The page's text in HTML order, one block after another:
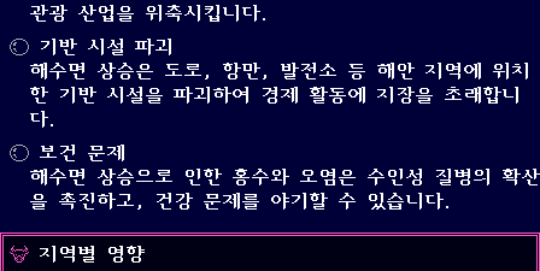
관광 산업을 위축시킵니다.
기반 시설 파괴
해수면 상승은 도로, 항만, 발전소 등 해안 지역에 위치
한 기반 시설을 파괴하여 경제 활동에 지장을 초래합니
다.
보건 문제
해수면 상승으로 인한 홍수와 오염은 수인성 질병의 확산
을 촉진하고, 건강 문제를 야기할 수 있습니다.
지역별 영향